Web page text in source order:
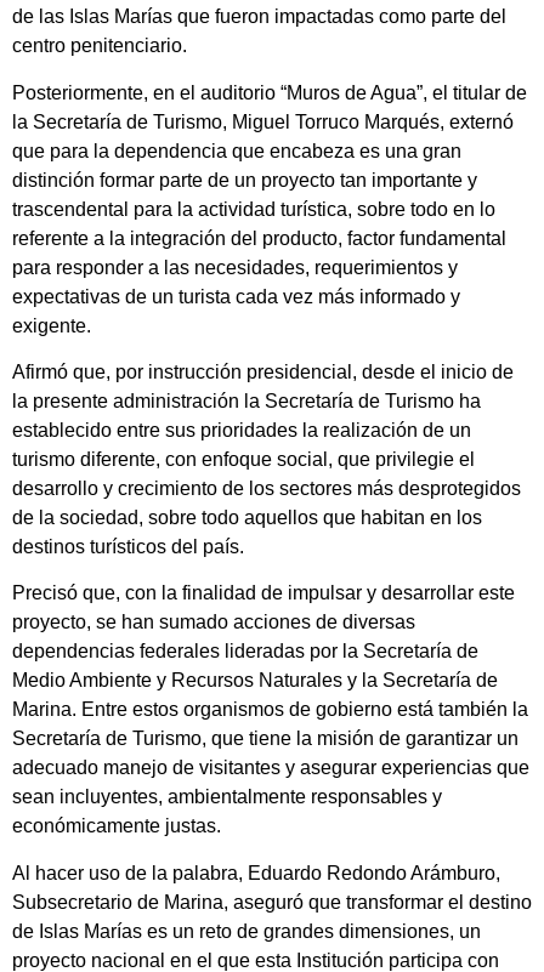
de las Islas Marías que fueron impactadas como parte del
centro penitenciario.
Posteriormente, en el auditorio “Muros de Agua”, el titular de
la Secretaría de Turismo, Miguel Torruco Marqués, externó
que para la dependencia que encabeza es una gran
distinción formar parte de un proyecto tan importante y
trascendental para la actividad turística, sobre todo en lo
referente a la integración del producto, factor fundamental
para responder a las necesidades, requerimientos y
expectativas de un turista cada vez más informado y
exigente.
Afirmó que, por instrucción presidencial, desde el inicio de
la presente administración la Secretaría de Turismo ha
establecido entre sus prioridades la realización de un
turismo diferente, con enfoque social, que privilegie el
desarrollo y crecimiento de los sectores más desprotegidos
de la sociedad, sobre todo aquellos que habitan en los
destinos turísticos del país.
Precisó que, con la finalidad de impulsar y desarrollar este
proyecto, se han sumado acciones de diversas
dependencias federales lideradas por la Secretaría de
Medio Ambiente y Recursos Naturales y la Secretaría de
Marina. Entre estos organismos de gobierno está también la
Secretaría de Turismo, que tiene la misión de garantizar un
adecuado manejo de visitantes y asegurar experiencias que
sean incluyentes, ambientalmente responsables y
económicamente justas.
Al hacer uso de la palabra, Eduardo Redondo Arámburo,
Subsecretario de Marina, aseguró que transformar el destino
de Islas Marías es un reto de grandes dimensiones, un
proyecto nacional en el que esta Institución participa con